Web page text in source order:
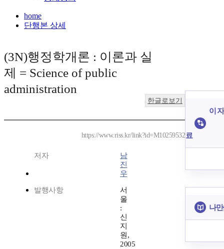
home
단행본 상세
(3N)행정학개론 : 이론과 실
제 = Science of public
administration
한글로보기
https://www.riss.kr/link?id=M10259532
저자
남
진
우
발행사항
서
울
:
신
지
원,
2005
이
료
나